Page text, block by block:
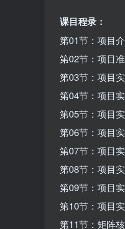
课目程录：
第01节：项目
第02节：项目
第03节：项目
第04节：项目
第05节：项目
第06节：项目
第07节：项目
第08节：项目
第09节：项目
第10节：项目
第11节：矩阵